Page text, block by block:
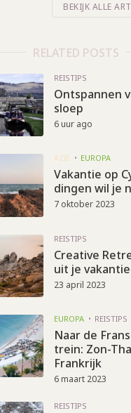
BEKIJK ALLE
RELATED POSTS
REISTIPS
Ontspannen
sloep
6 uur ago
AZIË EUROPA
Vakantie op
dingen wil je
7 oktober 2023
REISTIPS
Creative
uit je
23 april 2023
EUROPA REISTIPS
Naar de
trein: Zon-
Frankrijk
6 maart 2023
REISTIPS